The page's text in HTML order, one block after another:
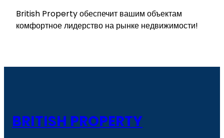
British Property обеспечит вашим объектам
комфортное лидерство на рынке недвижимости!
BRITISH PROPERTY